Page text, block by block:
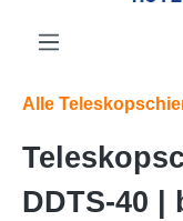
Alle
DDTS-40 |